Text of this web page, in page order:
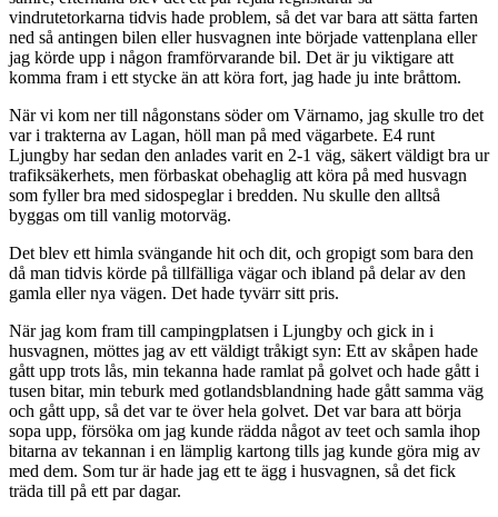
vindrutetorkarna tidvis hade problem, så det var bara att sätta farten
ned så antingen bilen eller husvagnen inte började vattenplana eller
jag körde upp i någon framförvarande bil. Det är ju viktigare att
komma fram i ett stycke än att köra fort, jag hade ju inte bråttom.
När vi kom ner till någonstans söder om Värnamo, jag skulle tro det
var i trakterna av Lagan, höll man på med vägarbete. E4 runt
Ljungby har sedan den anlades varit en 2-1 väg, säkert väldigt bra ur
trafiksäkerhets, men förbaskat obehaglig att köra på med husvagn
som fyller bra med sidospeglar i bredden. Nu skulle den alltså
byggas om till vanlig motorväg.
Det blev ett himla svängande hit och dit, och gropigt som bara den
då man tidvis körde på tillfälliga vägar och ibland på delar av den
gamla eller nya vägen. Det hade tyvärr sitt pris.
När jag kom fram till campingplatsen i Ljungby och gick in i
husvagnen, möttes jag av ett väldigt tråkigt syn: Ett av skåpen hade
gått upp trots lås, min tekanna hade ramlat på golvet och hade gått i
tusen bitar, min teburk med gotlandsblandning hade gått samma väg
och gått upp, så det var te över hela golvet. Det var bara att börja
sopa upp, försöka om jag kunde rädda något av teet och samla ihop
bitarna av tekannan i en lämplig kartong tills jag kunde göra mig av
med dem. Som tur är hade jag ett te ägg i husvagnen, så det fick
träda till på ett par dagar.